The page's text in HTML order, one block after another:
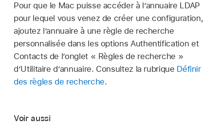
Pour que le Mac puisse accéder à l’annuaire LDAP
pour lequel vous venez de créer une configuration,
ajoutez l’annuaire à une règle de recherche
personnalisée dans les options Authentification et
Contacts de l’onglet « Règles de recherche »
d’Utilitaire d’annuaire. Consultez la rubrique Définir
des règles de recherche.
Voir aussi